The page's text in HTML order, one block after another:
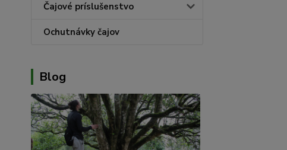
Čajové príslušenstvo
Ochutnávky čajov
Blog